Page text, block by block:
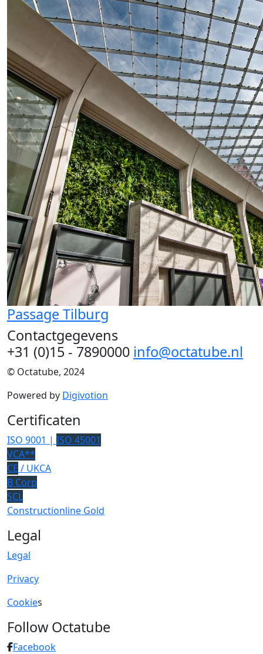
Passage Tilburg
Contactgegevens
+31 (0)15 - 7890000 info@octatube.nl
© Octatube, 2024
Powered by Digivotion
Certificaten
ISO 9001 | ISO 45001
VCA**
CE / UKCA
B Corp
SCL
Constructionline Gold
Legal
Legal
Privacy
Cookies
Follow Octatube
Facebook